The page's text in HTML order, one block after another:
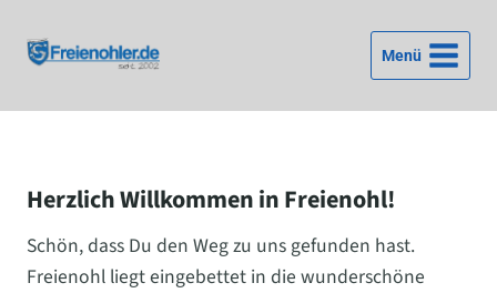
Inhalt
springen
Menü
Herzlich Willkommen in Freienohl!
Schön, dass Du den Weg zu uns gefunden hast.
Freienohl liegt eingebettet in die wunderschöne